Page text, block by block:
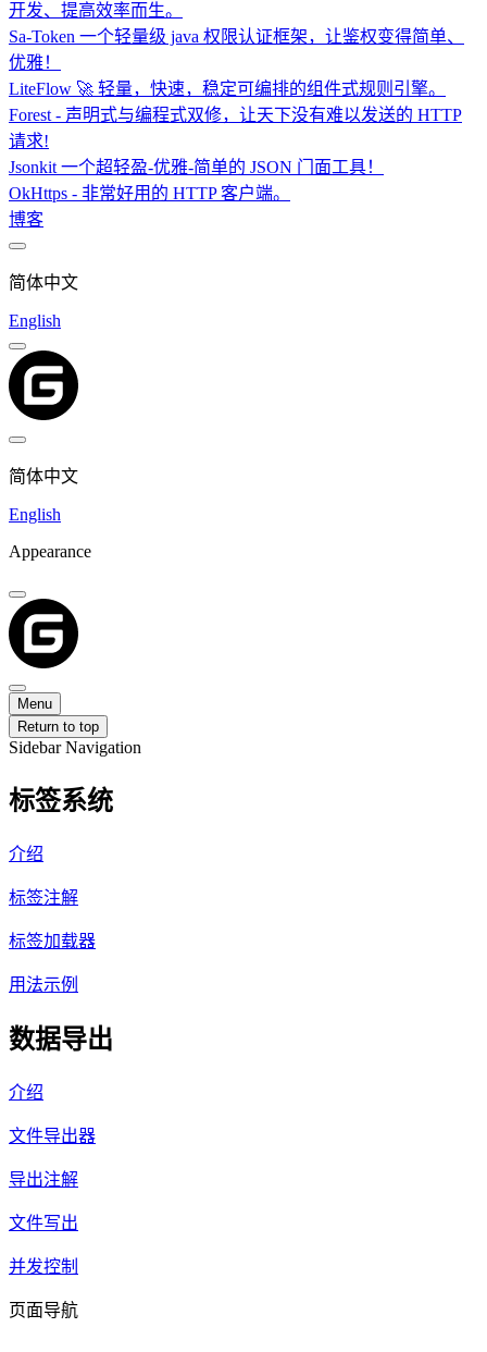
开发、提高效率而生。
Sa-Token 一个轻量级 java 权限认证框架，让鉴权变得简单、
优雅！
LiteFlow 🚀 轻量，快速，稳定可编排的组件式规则引擎。
Forest - 声明式与编程式双修，让天下没有难以发送的 HTTP
请求!
Jsonkit 一个超轻盈-优雅-简单的 JSON 门面工具！
OkHttps - 非常好用的 HTTP 客户端。
博客
简体中文
English
简体中文
English
Appearance
Menu
Return to top
Sidebar Navigation
标签系统
介绍
标签注解
标签加载器
用法示例
数据导出
介绍
文件导出器
导出注解
文件写出
并发控制
页面导航